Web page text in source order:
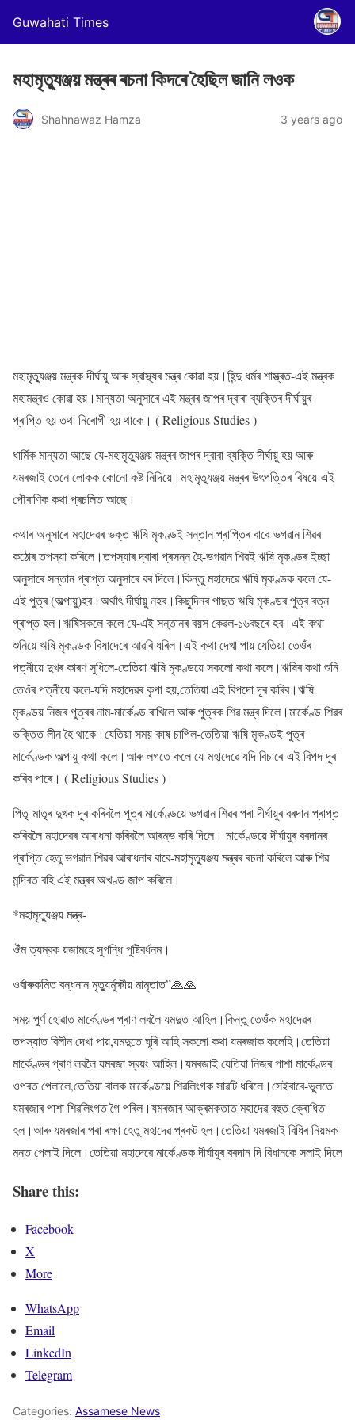
Guwahati Times
মহামৃত্যুঞ্জয় মন্ত্ৰৰ ৰচনা কিদৰে হৈছিল জানি লওক
Shahnawaz Hamza 3 years ago
মহামৃত্যুঞ্জয় মন্ত্ৰক দীৰ্ঘায়ু আৰু স্বাস্থ্যৰ মন্ত্ৰ কোৱা হয়।হিন্দু ধৰ্মৰ শাস্ত্ৰত-এই মন্ত্ৰক
মহামন্ত্ৰও কোৱা হয়।মান্যতা অনুসাৰে এই মন্ত্ৰৰ জাপৰ দ্বাৰা ব্যক্তিৰ দীৰ্ঘায়ুৰ
প্ৰাপ্তি হয় তথা নিৰোগী হয় থাকে। ( Religious Studies )
ধাৰ্মিক মান্যতা আছে যে-মহামৃত্যুঞ্জয় মন্ত্ৰৰ জাপৰ দ্বাৰা ব্যক্তি দীৰ্ঘায়ু হয় আৰু
যমৰজাই তেনে লোকক কোনো কষ্ট নিদিয়ে।মহামৃত্যুঞ্জয় মন্ত্ৰৰ উৎপত্তিৰ বিষয়ে-এই
পৌৰাণিক কথা প্ৰচলিত আছে।
কথাৰ অনুসাৰে-মহাদেৱৰ ভক্ত ঋষি মৃকণ্ডই সন্তান প্ৰাপ্তিৰ বাবে-ভগৱান শিৱৰ
কঠোৰ তপস্যা কৰিলে।তপস্যাৰ দ্বাৰা প্ৰসন্ন হৈ-ভগৱান শিৱই ঋষি মৃকণ্ডৰ ইচ্ছা
অনুসাৰে সন্তান প্ৰাপ্ত অনুসাৰে বৰ দিলে।কিন্তু মহাদেৱে ঋষি মৃকণ্ডক কলে যে-
এই পুত্ৰ (অল্পায়ু)হব।অৰ্থাৎ দীৰ্ঘায়ু নহব।কিছুদিনৰ পাছত ঋষি মৃকণ্ডৰ পুত্ৰ ৰত্ন
প্ৰাপ্ত হল।ঋষিসকলে কলে যে-এই সন্তানৰ বয়স কেৱল-১৬বছৰে হব।এই কথা
শুনিয়ে ঋষি মৃকণ্ডক বিষাদেৰে আৱৰি ধৰিল।এই কথা দেখা পায় যেতিয়া-তেওঁৰ
পত্নীয়ে দুখৰ কাৰণ সুধিলে-তেতিয়া ঋষি মৃকণ্ডয়ে সকলো কথা কলে।ঋষিৰ কথা শুনি
তেওঁৰ পত্নীয়ে কলে-যদি মহাদেৱৰ কৃপা হয়,তেতিয়া এই বিপদো দূৰ কৰিব।ঋষি
মৃকণ্ডয় নিজৰ পুত্ৰৰ নাম-মাৰ্কেণ্ড ৰাখিলে আৰু পুত্ৰক শিৱ মন্ত্ৰ দিলে।মাৰ্কেণ্ড শিৱৰ
ভক্তিত লীন হৈ থাকে।যেতিয়া সময় কাষ চাপিল-তেতিয়া ঋষি মৃকণ্ডই পুত্ৰ
মাৰ্কেণ্ডক অল্পায়ু কথা কলে।আৰু লগতে কলে যে-মহাদেৱে যদি বিচাৰে-এই বিপদ দূৰ
কৰিব পাৰে। ( Religious Studies )
পিতৃ-মাতৃৰ দুখক দূৰ কৰিবলৈ পুত্ৰ মাৰ্কেণ্ডয়ে ভগৱান শিৱৰ পৰা দীৰ্ঘায়ুৰ বৰদান প্ৰাপ্ত
কৰিবলৈ মহাদেৱৰ আৰাধনা কৰিবলৈ আৰম্ভ কৰি দিলে। মাৰ্কেণ্ডয়ে দীৰ্ঘায়ুৰ বৰদানৰ
প্ৰাপ্তি হেতু ভগৱান শিৱৰ আৰাধনাৰ বাবে-মহামৃত্যুঞ্জয় মন্ত্ৰৰ ৰচনা কৰিলে আৰু শিৱ
মন্দিৰত বহি এই মন্ত্ৰৰ অখণ্ড জাপ কৰিলে।
*মহামৃত্যুঞ্জয় মন্ত্ৰ-
ঔঁম ত্যম্বক য়জামহে সুগন্ধি পুষ্টিবৰ্ধনম।
ওৰ্বাৰুকমিত বন্ধনান মৃত্যুৰ্মুক্ষীয় মামৃতাত”🙏🙏
সময় পূৰ্ণ হোৱাত মাৰ্কেণ্ডৰ প্ৰাণ লবলৈ যমদুত আহিল।কিন্তু তেওঁক মহাদেৱৰ
তপস্যাত বিলীন দেখা পায়,যমদুতে ঘূৰি আহি সকলো কথা যমৰজাক কলেহি।তেতিয়া
মাৰ্কেণ্ডৰ প্ৰাণ লবলৈ যমৰজা স্বয়ং আহিল।যমৰজাই যেতিয়া নিজৰ পাশা মাৰ্কেণ্ডৰ
ওপৰত পেলালে,তেতিয়া বালক মাৰ্কেণ্ডয়ে শিৱলিংগক সাৱটি ধৰিলে।সেইবাবে-ভুলতে
যমৰজাৰ পাশা শিৱলিংগত গৈ পৰিল।যমৰজাৰ আক্ৰমকতাত মহাদেৱ বহুত ক্ৰোধিত
হল।আৰু যমৰজাৰ পৰা ৰক্ষা হেতু মহাদেৱ প্ৰকট হল।তেতিয়া যমৰজাই বিধিৰ নিয়মক
মনত পেলাই দিলে।তেতিয়া মহাদেৱে মাৰ্কেণ্ডক দীৰ্ঘায়ুৰ বৰদান দি বিধানকে সলাই দিলে
Share this:
Facebook
X
More
WhatsApp
Email
LinkedIn
Telegram
Categories: Assamese News